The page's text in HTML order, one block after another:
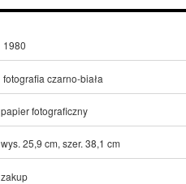
1980
fotografia czarno-biała
papier fotograficzny
wys. 25,9 cm, szer. 38,1 cm
zakup